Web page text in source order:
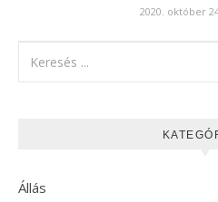
2020. október
Állás